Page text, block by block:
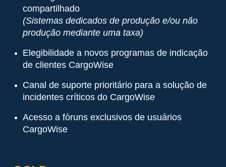
compartilhado
(Sistemas dedicados de produção e/ou não
produção mediante uma taxa)
Elegibilidade a novos programas de indicação
de clientes CargoWise
Canal de suporte prioritário para a solução de
incidentes críticos do CargoWise
Acesso a fóruns exclusivos de usuários
CargoWise